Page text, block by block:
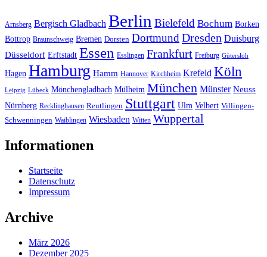
Arnsberg Bergisch Gladbach Berlin Bielefeld Bochum Borken
Bottrop Braunschweig Bremen Dorsten DortmundDresden Duisburg
Düsseldorf Erftstadt Essen Esslingen Frankfurt Freiburg Gütersloh
Hagen Hamburg Hamm Hannover Kirchheim Krefeld Köln
Leipzig Lübeck Mönchengladbach Mülheim München Münster Neuss
Nürnberg Recklinghausen Reutlingen Stuttgart Ulm Velbert Villingen-
Schwenningen Waiblingen Wiesbaden Witten Wuppertal
Informationen
Startseite
Datenschutz
Impressum
Archive
März 2026
Dezember 2025